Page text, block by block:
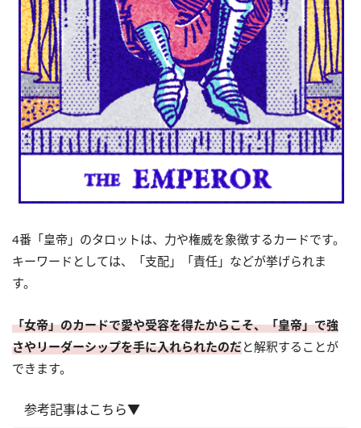
4番「皇帝」のタロットは、力や権威を象徴するカードです。
キーワードとしては、「支配」「責任」などが挙げられま
す。
「女帝」のカードで愛や受容を得たからこそ、「皇帝」で強
さやリーダーシップを手に入れられたのだと解釈することが
できます。
参考記事はこちら▼